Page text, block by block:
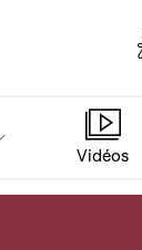
Vidéos